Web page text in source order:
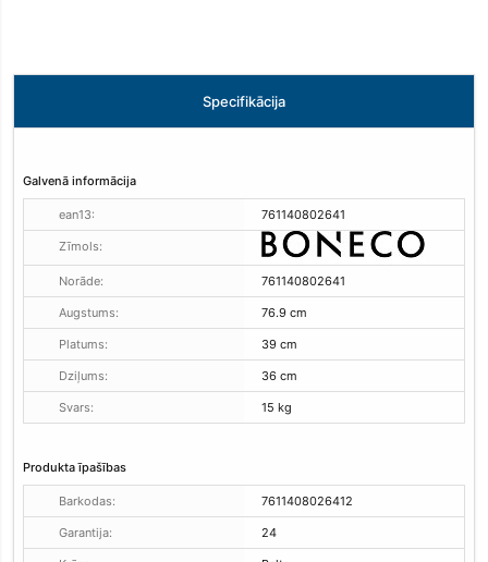
Specifikācija
Galvenā informācija
ean13: 761140802641
Zīmols:
Norāde: 761140802641
Augstums: 76.9 cm
Platums: 39 cm
Dziļums: 36 cm
Svars: 15 kg
Produkta īpašības
Barkodas: 7611408026412
Garantija: 24